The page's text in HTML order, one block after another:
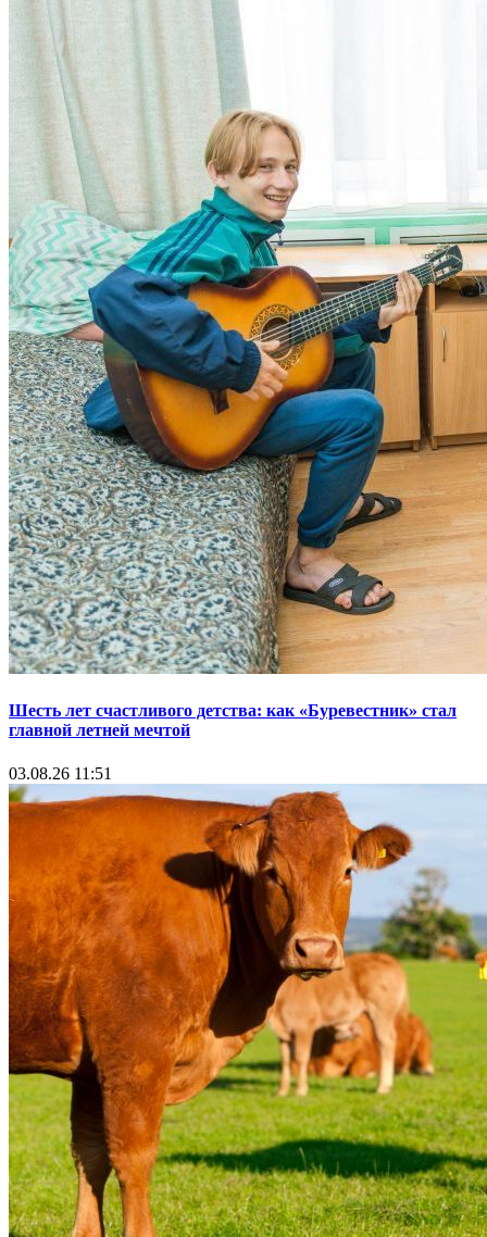
Шесть лет счастливого детства: как «Буревестник» стал
главной летней мечтой
03.08.26 11:51